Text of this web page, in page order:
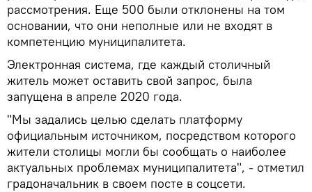
рассмотрения. Еще 500 были отклонены на том
основании, что они неполные или не входят в
компетенцию муниципалитета.
Электронная система, где каждый столичный
житель может оставить свой запрос, была
запущена в апреле 2020 года.
"Мы задались целью сделать платформу
официальным источником, посредством которого
жители столицы могли бы сообщать о наиболее
актуальных проблемах муниципалитета", - отметил
градоначальник в своем посте в соцсети.